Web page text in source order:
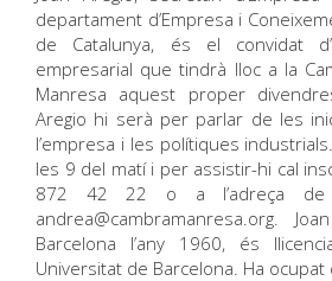
departament d’Empresa i
de Catalunya, és el convidat
empresarial que tindrà lloc a la
Manresa aquest proper
Aregio hi serà per parlar de les
l’empresa i les polítiques
les 9 del matí i per assistir-hi cal
872 42 22 o a l’adreça de
andrea@cambramanresa.org.
Barcelona l’any 1960, és
Universitat de Barcelona. Ha